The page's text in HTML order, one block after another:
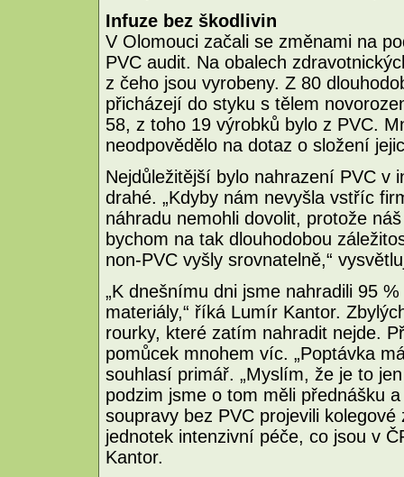
Infuze bez škodlivin
V Olomouci začali se změnami na
PVC audit. Na obalech
z čeho jsou vyrobeny. Z 80
přicházejí do styku s tělem
58, z toho 19 výrobků bylo z PVC.
neodpovědělo na dotaz o složení
Nejdůležitější bylo nahrazení PVC v
drahé. „Kdyby nám nevyšla vstříc
náhradu nemohli dovolit, protože
bychom na tak dlouhodobou
non-PVC vyšly srovnatelně,“
„K dnešnímu dni jsme nahradili 95
materiály,“ říká Lumír Kantor.
rourky, které zatím nahradit nejde.
pomůcek mnohem víc. „Poptávka
souhlasí primář. „Myslím, že je to
podzim jsme o tom měli přednášku
soupravy bez PVC projevili
jednotek intenzivní péče, co jsou v
Kantor.